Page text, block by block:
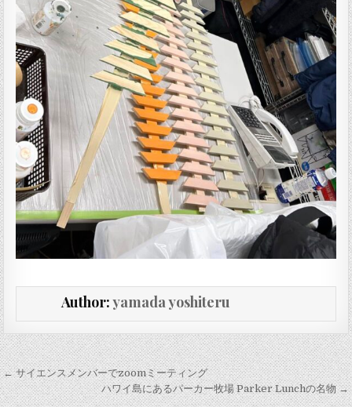
Author:yamada yoshiteru
投稿ナビゲーション
← サイエンスメンバーでzoomミーティング
ハワイ島にあるパーカー牧場 Parker Lunchの名物 →